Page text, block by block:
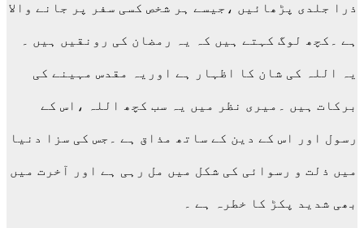
ذرا جلدی پڑھائیں ،جیسے ہر شخص کسی سفر پر جانے والا
ہے ۔کچھ لوگ کہتے ہیں کہ یہ رمضان کی رونقیں ہیں ۔
یہ اللہ کی شان کا اظہار ہے اوریہ مقدس مہینے کی
برکات ہیں ۔میری نظر میں یہ سب کچھ اللہ ،اس کے
رسول اور اس کے دین کے ساتھ مذاق ہے ۔جس کی سزا دنیا
میں ذلت و رسوائی کی شکل میں مل رہی ہے اور آخرت میں
بھی شدید پکڑ کا خطرہ ہے ۔